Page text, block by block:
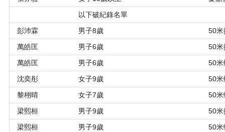
以下破紀錄名單
彭沛霖
男子8歲
50米
萬皓匡
男子6歲
50米
萬皓匡
男子6歲
50米
沈奕彤
女子9歲
50米
黎栩晴
女子7歲
50米
梁熙桓
男子9歲
50米
梁熙桓
男子9歲
50米